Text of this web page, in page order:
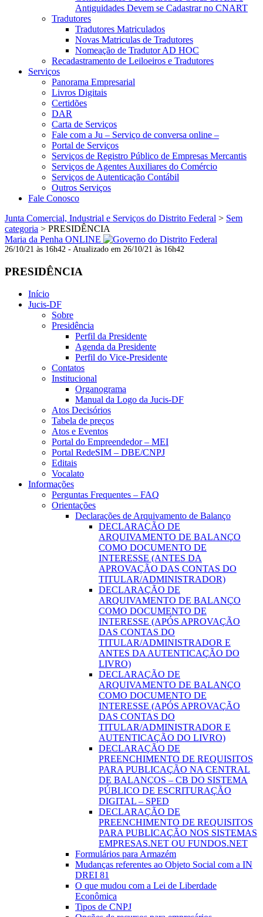
Antiguidades Devem se Cadastrar no CNART
Tradutores
Tradutores Matriculados
Novas Matriculas de Tradutores
Nomeação de Tradutor AD HOC
Recadastramento de Leiloeiros e Tradutores
Serviços
Panorama Empresarial
Livros Digitais
Certidões
DAR
Carta de Serviços
Fale com a Ju – Serviço de conversa online –
Portal de Serviços
Serviços de Registro Público de Empresas Mercantis
Serviços de Agentes Auxiliares do Comércio
Serviços de Autenticação Contábil
Outros Serviços
Fale Conosco
Junta Comercial, Industrial e Serviços do Distrito Federal > Sem
categoria > PRESIDÊNCIA
Maria da Penha ONLINE
26/10/21 às 16h42 - Atualizado em 26/10/21 às 16h42
PRESIDÊNCIA
Início
Jucis-DF
Sobre
Presidência
Perfil da Presidente
Agenda da Presidente
Perfil do Vice-Presidente
Contatos
Institucional
Organograma
Manual da Logo da Jucis-DF
Atos Decisórios
Tabela de preços
Atos e Eventos
Portal do Empreendedor – MEI
Portal RedeSIM – DBE/CNPJ
Editais
Vocalato
Informações
Perguntas Frequentes – FAQ
Orientações
Declarações de Arquivamento de Balanço
DECLARAÇÃO DE
ARQUIVAMENTO DE BALANÇO
COMO DOCUMENTO DE
INTERESSE (ANTES DA
APROVAÇÃO DAS CONTAS DO
TITULAR/ADMINISTRADOR)
DECLARAÇÃO DE
ARQUIVAMENTO DE BALANÇO
COMO DOCUMENTO DE
INTERESSE (APÓS APROVAÇÃO
DAS CONTAS DO
TITULAR/ADMINISTRADOR E
ANTES DA AUTENTICAÇÃO DO
LIVRO)
DECLARAÇÃO DE
ARQUIVAMENTO DE BALANÇO
COMO DOCUMENTO DE
INTERESSE (APÓS APROVAÇÃO
DAS CONTAS DO
TITULAR/ADMINISTRADOR E
AUTENTICAÇÃO DO LIVRO)
DECLARAÇÃO DE
PREENCHIMENTO DE REQUISITOS
PARA PUBLICAÇÃO NA CENTRAL
DE BALANÇOS – CB DO SISTEMA
PÚBLICO DE ESCRITURAÇÃO
DIGITAL – SPED
DECLARAÇÃO DE
PREENCHIMENTO DE REQUISITOS
PARA PUBLICAÇÃO NOS SISTEMAS
EMPRESAS.NET OU FUNDOS.NET
Formulários para Armazém
Mudanças referentes ao Objeto Social com a IN
DREI 81
O que mudou com a Lei de Liberdade
Econômica
Tipos de CNPJ